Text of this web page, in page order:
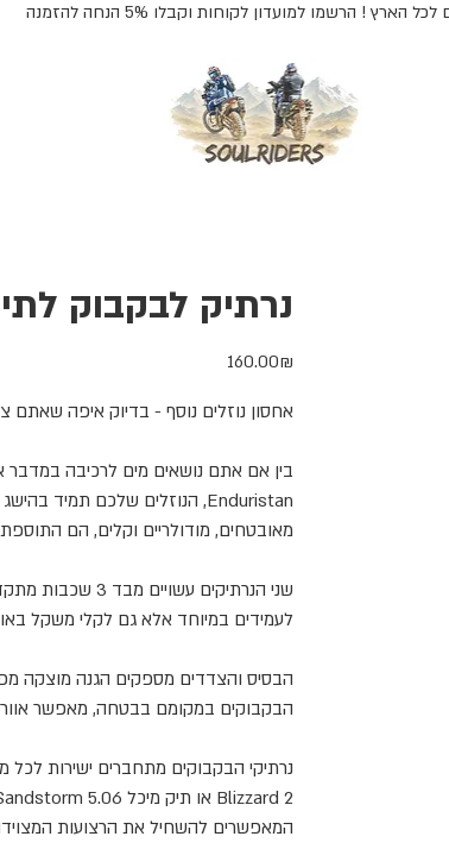
משלוחים חינם לכל הארץ ! הרשמו למועדון לקוחות וקבלו 5% הנחה להזמנה
נרתיק לבקבוק
מחיר ‏160.00 ‏₪
אחסון נוזלים נוסף - בדיוק איפה שאתם
בין אם אתם נושאים מים לרכיבה במדבר
Enduristan, הנוזלים שלכם תמיד בהישג
מאובטחים, מודולריים וקלים, הם
שני הנרתיקים עשויים מבד 3 שכבות מתקדם עמיד במיוחד בפני שחיקה וללא
לעמידים במיוחד אלא גם לקלי משקל
הבסיס והצדדים מספקים הגנה מוצקה
הבקבוקים במקומם בבטחה, מאפשר
נרתיקי הבקבוקים מתחברים ישירות לכל
Blizzard 2 או תיק מיכל
המאפשרים להשחיל את הרצועות